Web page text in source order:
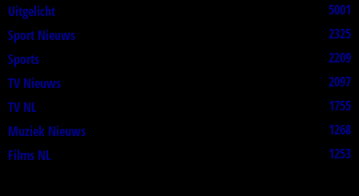
Uitgelicht
5001
Sport Nieuws
2325
Sports
2209
TV Nieuws
2097
TV NL
1755
Muziek Nieuws
1268
Films NL
1253